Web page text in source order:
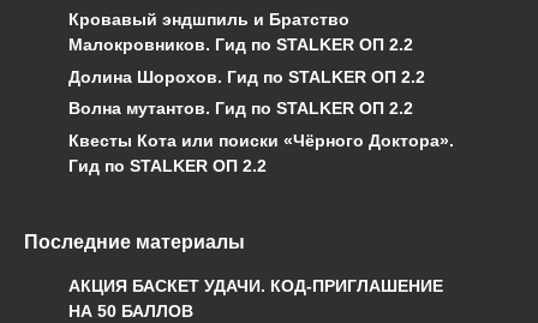
Кровавый эндшпиль и Братство
Малокровников. Гид по STALKER ОП 2.2
Долина Шорохов. Гид по STALKER ОП 2.2
Волна мутантов. Гид по STALKER ОП 2.2
Квесты Кота или поиски «Чёрного Доктора».
Гид по STALKER ОП 2.2
Последние материалы
АКЦИЯ БАСКЕТ УДАЧИ. КОД-ПРИГЛАШЕНИЕ
НА 50 БАЛЛОВ